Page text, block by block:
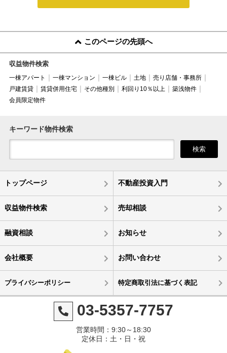
このページの先頭へ
収益物件検索
一棟アパート 一棟マンション 一棟ビル 土地
売り店舗・事務所
戸建賃貸
賃貸併用住宅 その他種別 利回り10％以上
築浅物件
会員限定物件
キーワード物件検索
検索
トップページ 不動産投資入門
収益物件検索 売却相談
融資相談 お知らせ
会社概要 お問い合わせ
プライバシーポリシー 特定商取引法に基づく表記
03-5357-7757
営業時間：9:30～18:30
定休日：土・日・祝